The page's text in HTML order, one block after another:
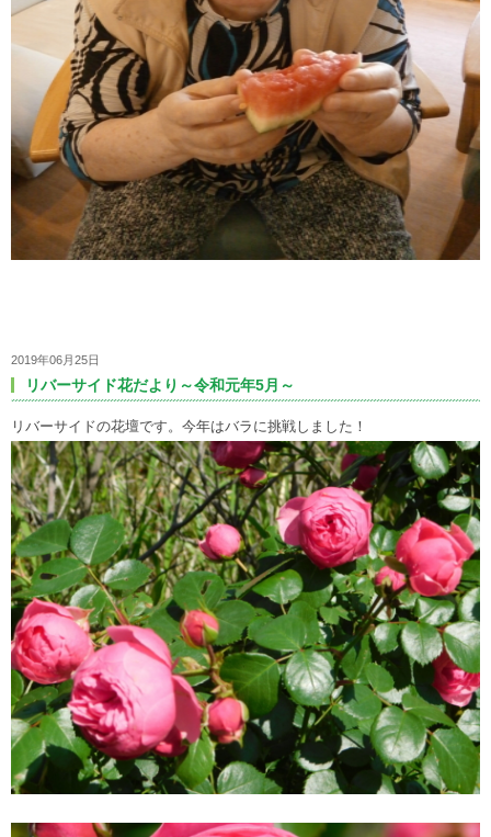
2019年06月25日
リバーサイド花だより～令和元年5月～
リバーサイドの花壇です。今年はバラに挑戦しました！